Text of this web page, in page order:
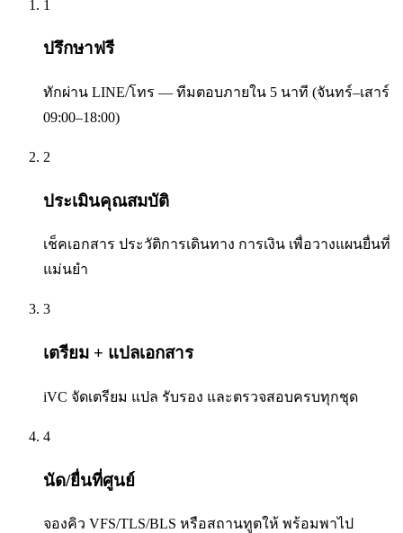
1
ปรึกษาฟรี
ทักผ่าน LINE/โทร — ทีมตอบภายใน 5 นาที (จันทร์–เสาร์
09:00–18:00)
2
ประเมินคุณสมบัติ
เช็คเอกสาร ประวัติการเดินทาง การเงิน เพื่อวางแผนยื่นที่
แม่นยำ
3
เตรียม + แปลเอกสาร
iVC จัดเตรียม แปล รับรอง และตรวจสอบครบทุกชุด
4
นัด/ยื่นที่ศูนย์
จองคิว VFS/TLS/BLS หรือสถานทูตให้ พร้อมพาไป